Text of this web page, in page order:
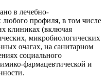
в лечебно-
профиля, в том числе
клиниках (включая
микробиологических
очагах, на санитарном
социального
фармацевтической и